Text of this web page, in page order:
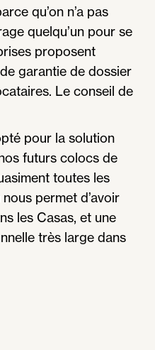
qu’on n’a pas
quelqu’un pour se
proposent
garantie de dossier
Le conseil de
pour la solution
futurs colocs de
toutes les
permet d’avoir
les Casas, et une
très large dans